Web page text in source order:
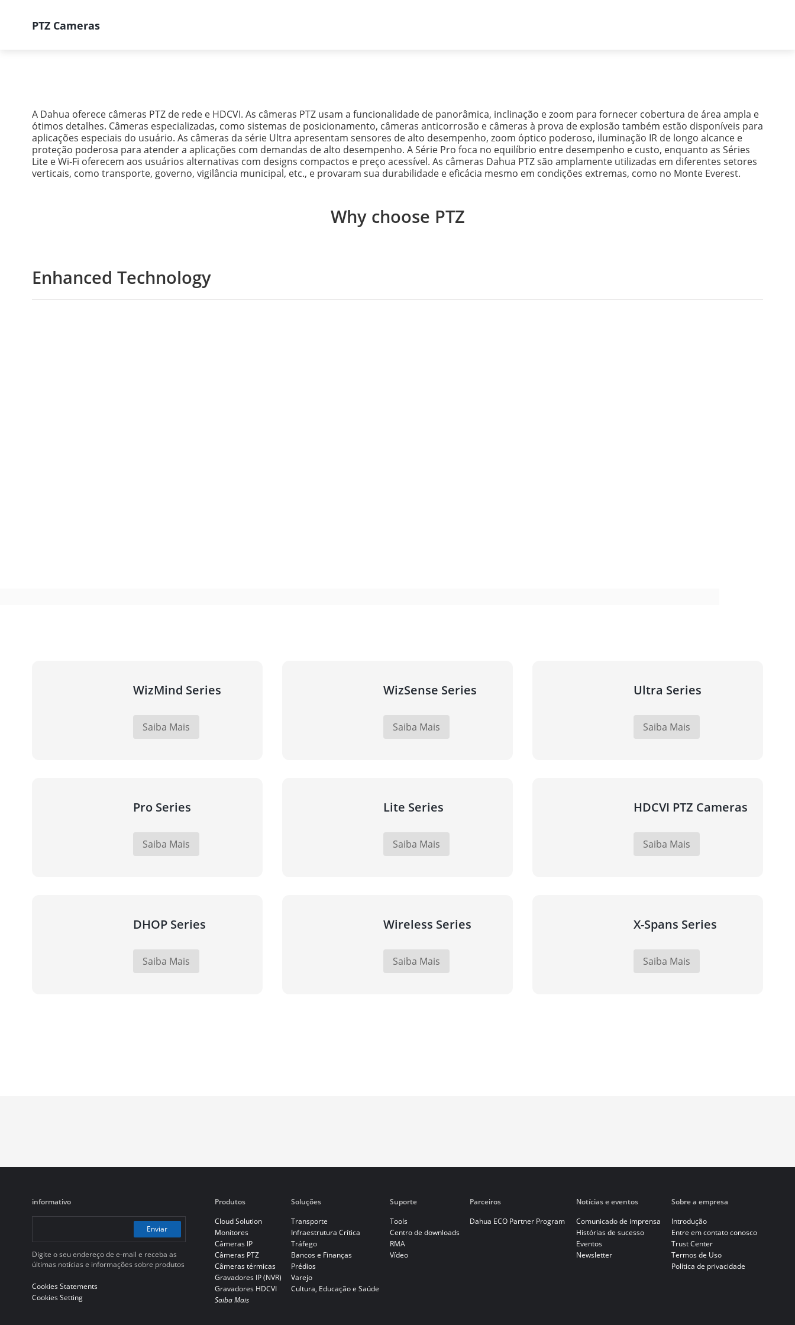
Início
PTZ Cameras
A Dahua oferece câmeras PTZ de rede e HDCVI. As câmeras PTZ usam a funcionalidade de panorâmica, inclinação e zoom para fornecer cobertura de área ampla e
ótimos detalhes. Câmeras especializadas, como sistemas de posicionamento, câmeras anticorrosão e câmeras à prova de explosão também estão disponíveis para
aplicações especiais do usuário. As câmeras da série Ultra apresentam sensores de alto desempenho, zoom óptico poderoso, iluminação IR de longo alcance e
proteção poderosa para atender a aplicações com demandas de alto desempenho. A Série Pro foca no equilíbrio entre desempenho e custo, enquanto as Séries
Lite e Wi-Fi oferecem aos usuários alternativas com designs compactos e preço acessível. As câmeras Dahua PTZ são amplamente utilizadas em diferentes setores
verticais, como transporte, governo, vigilância municipal, etc., e provaram sua durabilidade e eficácia mesmo em condições extremas, como no Monte Everest.
Why choose PTZ
Enhanced Technology
WizMind Series
Saiba Mais
WizSense Series
Saiba Mais
Ultra Series
Saiba Mais
Pro Series
Saiba Mais
Lite Series
Saiba Mais
HDCVI PTZ Cameras
Saiba Mais
DHOP Series
Saiba Mais
Wireless Series
Saiba Mais
X-Spans Series
Saiba Mais
informativo
Enviar
Digite o seu endereço de e-mail e receba as
últimas notícias e informações sobre produtos
Cookies Statements
Cookies Setting
Produtos
Cloud Solution
Monitores
Câmeras IP
Câmeras PTZ
Câmeras térmicas
Gravadores IP (NVR)
Gravadores HDCVI
Saiba Mais
Soluções
Transporte
Infraestrutura Crítica
Tráfego
Bancos e Finanças
Prédios
Varejo
Cultura, Educação e Saúde
Suporte
Tools
Centro de downloads
RMA
Vídeo
Parceiros
Dahua ECO Partner Program
Notícias e eventos
Comunicado de imprensa
Histórias de sucesso
Eventos
Newsletter
Sobre a empresa
Introdução
Entre em contato conosco
Trust Center
Termos de Uso
Política de privacidade